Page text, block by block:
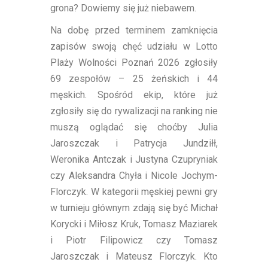
grona? Dowiemy się już niebawem.
Na dobę przed terminem zamknięcia
zapisów swoją chęć udziału w Lotto
Plaży Wolności Poznań 2026 zgłosiły
69 zespołów – 25 żeńskich i 44
męskich. Spośród ekip, które już
zgłosiły się do rywalizacji na ranking nie
muszą oglądać się choćby Julia
Jaroszczak i Patrycja Jundziłł,
Weronika Antczak i Justyna Czupryniak
czy Aleksandra Chyła i Nicole Jochym-
Florczyk. W kategorii męskiej pewni gry
w turnieju głównym zdają się być Michał
Korycki i Miłosz Kruk, Tomasz Maziarek
i Piotr Filipowicz czy Tomasz
Jaroszczak i Mateusz Florczyk. Kto